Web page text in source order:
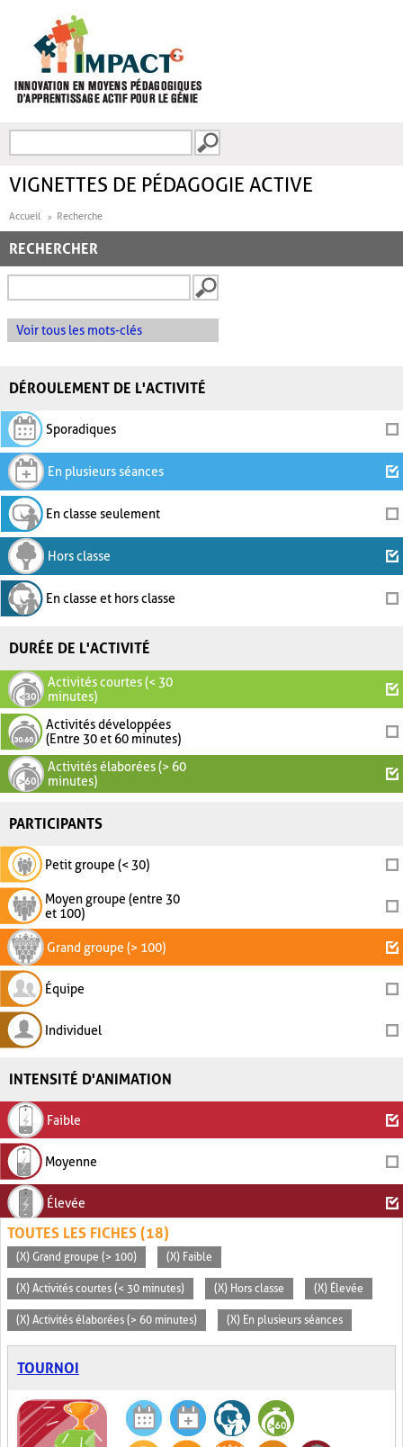
FORMULAIRE DE
VIGNETTES DE PÉDAGOGIE ACTIVE
Accueil Recherche
RECHERCHER
Voir tous les mots-clés
DÉROULEMENT DE L'ACTIVITÉ
Sporadiques
En plusieurs séances
En classe seulement
Hors classe
En classe et hors classe
DURÉE DE L'ACTIVITÉ
Activités courtes (< 30
minutes)
Activités développées
(Entre 30 et 60 minutes)
Activités élaborées (> 60
minutes)
PARTICIPANTS
Petit groupe (< 30)
Moyen groupe (entre 30
et 100)
Grand groupe (> 100)
Équipe
Individuel
INTENSITÉ D'ANIMATION
Faible
Moyenne
Élevée
TOUTES LES FICHES (18)
(X) Grand groupe (> 100) (X) Faible
(X) Activités courtes (< 30 minutes) (X) Hors classe (X) Élevée
(X) Activités élaborées (> 60 minutes) (X) En plusieurs séances
TOURNOI